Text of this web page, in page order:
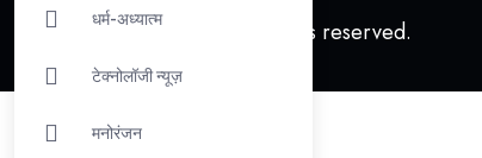
धर्म-अध्यात्म
टेक्नोलॉजी न्यूज़
मनोरंजन
© 2023 Humarikhabar. All rights reserved.